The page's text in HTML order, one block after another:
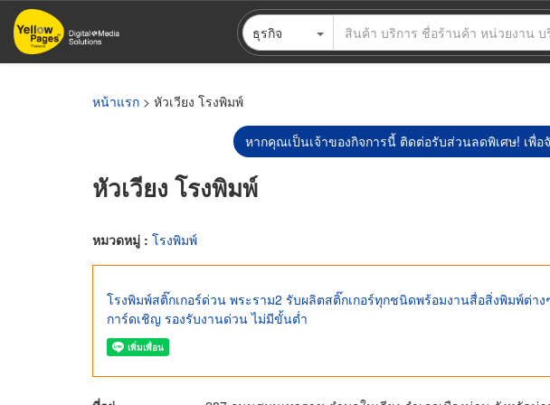
ข้าม
ไป
ธุรกิจ
หน้าแรก > หัวเวียง โรงพิมพ์
หากคุณเป็นเจ้าของกิจการนี้ ติดต่อรับส่วนลดพิเศษ! เพื่อ
หัวเวียง โรงพิมพ์
หมวดหมู่ : โรงพิมพ์
โรงพิมพ์สติ๊กเกอร์ด่วน พระราม2 รับผลิตสติ๊กเกอร์ทุกชนิดพร้อมงานสื่อสิ่งพิมพ์ต่า
การ์ดเชิญ รองรับงานด่วน ไม่มีขั้นต่ำ